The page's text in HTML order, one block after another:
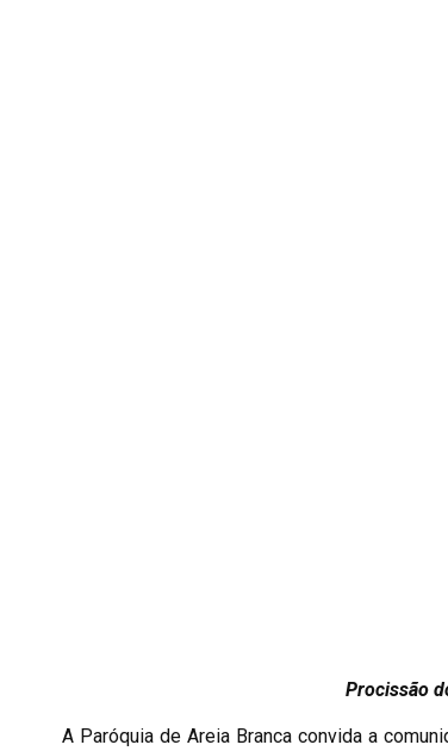
Procissão
A Paróquia de Areia Branca convida a